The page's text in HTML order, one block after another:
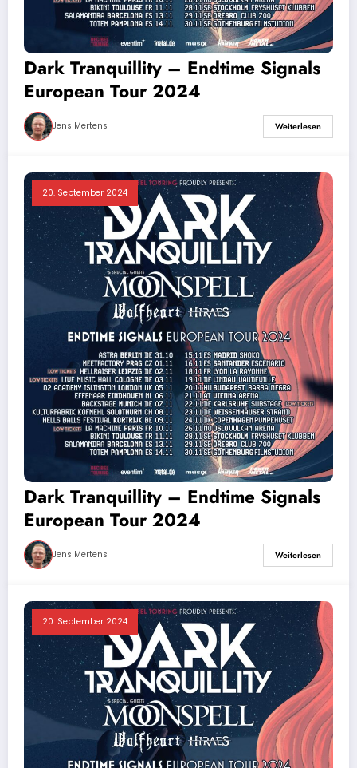
Dark Tranquillity – Endtime Signals
European Tour 2024
Jens Mertens Weiterlesen
20. September 2024
Dark Tranquillity – Endtime Signals
European Tour 2024
Jens Mertens Weiterlesen
20. September 2024